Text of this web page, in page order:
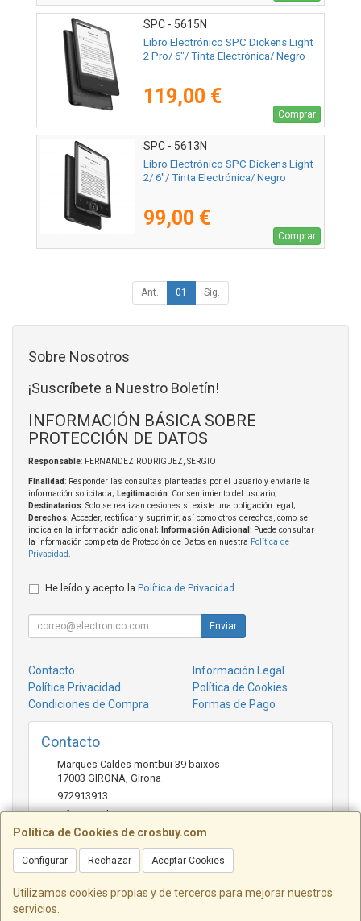
SPC - 5615N
Libro Electrónico SPC Dickens Light
2 Pro/ 6"/ Tinta Electrónica/ Negro
119,00 €
Comprar
SPC - 5613N
Libro Electrónico SPC Dickens Light
2/ 6"/ Tinta Electrónica/ Negro
99,00 €
Comprar
Ant. 01 Sig.
Política de Cookies de crosbuy.com
Configurar Rechazar Aceptar Cookies
Utilizamos cookies propias y de terceros para mejorar nuestros
servicios.
Sobre Nosotros
¡Suscríbete a Nuestro Boletín!
INFORMACIÓN BÁSICA SOBRE
PROTECCIÓN DE DATOS
Responsable: FERNANDEZ RODRIGUEZ, SERGIO
Finalidad: Responder las consultas planteadas por el usuario y enviarle la
información solicitada; Legitimación: Consentimiento del usuario;
Destinatarios: Solo se realizan cesiones si existe una obligación legal;
Derechos: Acceder, rectificar y suprimir, así como otros derechos, como se
indica en la información adicional;
Información Adicional : Puede consultar
la información completa de Protección de Datos en nuestra Política de
Privacidad.
He leído y acepto la Política de Privacidad .
Enviar
Contacto
Información Legal
Política Privacidad
Política de Cookies
Condiciones de Compra
Formas de Pago
Contacto
Marques Caldes montbui 39 baixos
17003 GIRONA, Girona
972913913
info@crosbuy.com
Horario
de 10:00 a 13:30 y de 16:30 a 20:00